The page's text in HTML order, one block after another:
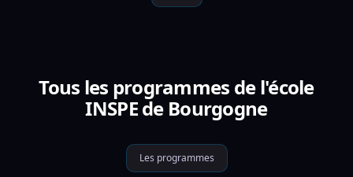
Tous les programmes de l'école
INSPE de Bourgogne
Les programmes